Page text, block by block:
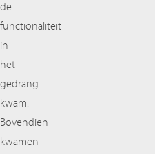
de
functionaliteit
in
het
gedrang
kwam.
Bovendien
kwamen